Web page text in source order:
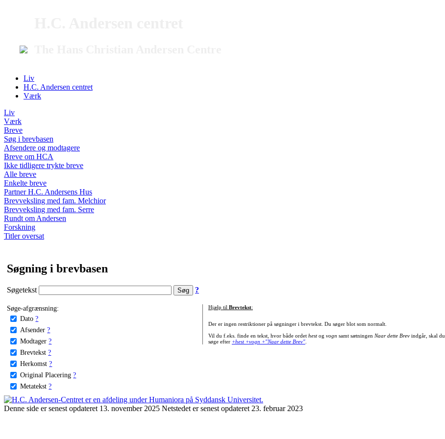
Liv
H.C. Andersen centret
Værk
Liv
Værk
Breve
Søg i brevbasen
Afsendere og modtagere
Breve om HCA
Ikke tidligere trykte breve
Alle breve
Enkelte breve
Partner H.C. Andersens Hus
Brevveksling med fam. Melchior
Brevveksling med fam. Serre
Rundt om Andersen
Forskning
Titler oversat
Søgning i brevbasen
Søgetekst ?
Søge-afgrænsning:
Dato ?
Afsender ?
Modtager ?
Brevtekst ?
Herkomst ?
Original Placering ?
Metatekst ?
Hjælp til Brevtekst:
Der er ingen restriktioner på søgninger i brevtekst. Du søger blot som normalt.
Vil du f.eks. finde en tekst, hvor både ordet hestog vogn samt sætningen Naar dette Brevindgår, skal du
søge efter +hest +vogn +"Naar dette Brev".
Denne side er senest opdateret 13. november 2025 Netstedet er senest opdateret 23. februar 2023